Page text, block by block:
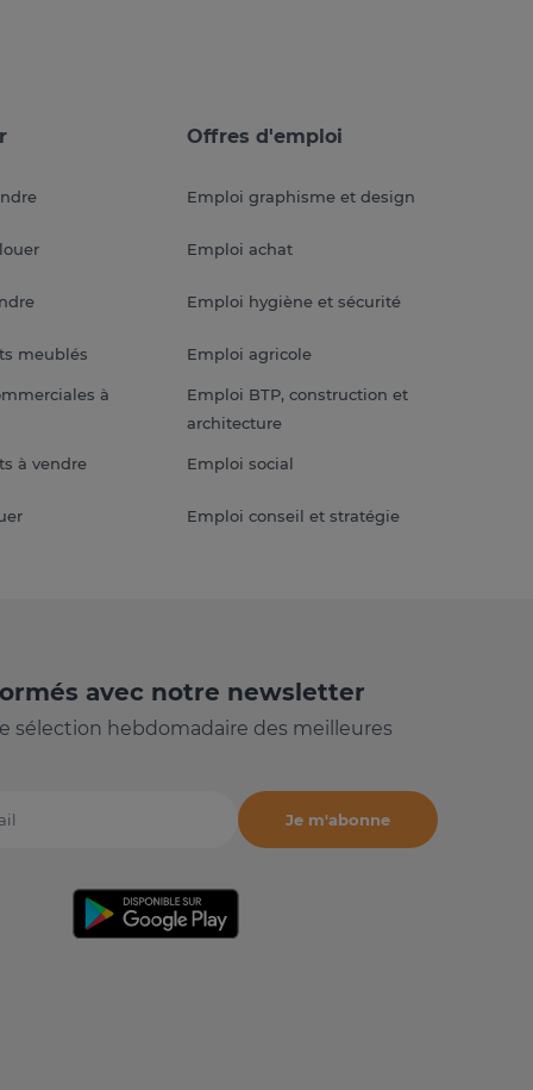
meublés
à
à vendre
Offres d'emploi
Emploi graphisme et design
Emploi achat
Emploi hygiène et sécurité
Emploi agricole
Emploi BTP, construction et
architecture
Emploi social
Emploi conseil et stratégie
avec notre newsletter
sélection hebdomadaire des meilleures
Je m'abonne